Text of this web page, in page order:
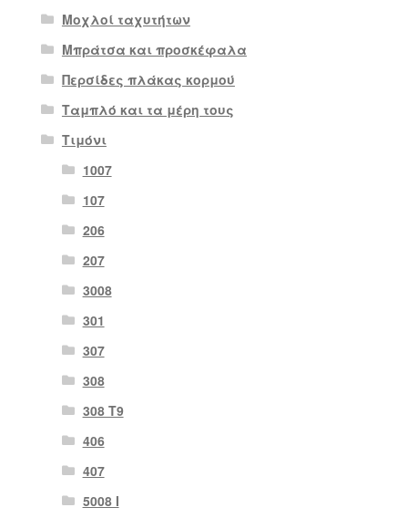
Μοχλοί ταχυτήτων
Μπράτσα και προσκέφαλα
Περσίδες πλάκας κορμού
Ταμπλό και τα μέρη τους
Τιμόνι
1007
107
206
207
3008
301
307
308
308 Τ9
406
407
5008 Ι